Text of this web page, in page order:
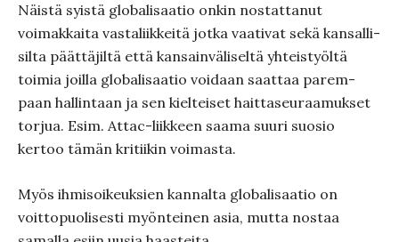
Näistä syistä globalisaatio onkin nostattanut
voimakkaita vastaliikkeitä jotka vaativat sekä kansalli-
silta päättäjiltä että kansainväliseltä yhteistyöltä
toimia joilla globalisaatio voidaan saattaa parem-
paan hallintaan ja sen kielteiset haittaseuraamukset
torjua. Esim. Attac-liikkeen saama suuri suosio
kertoo tämän kritiikin voimasta.
Myös ihmisoikeuksien kannalta globalisaatio on
voittopuolisesti myönteinen asia, mutta nostaa